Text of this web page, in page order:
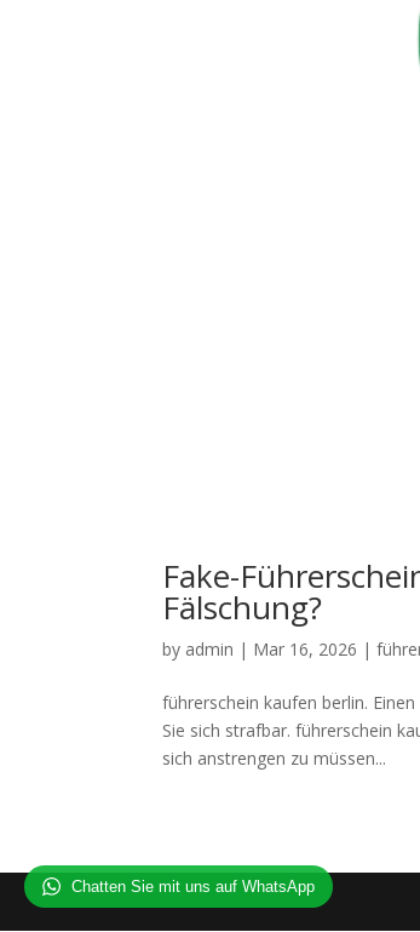
Fake-
Fälschung?
by admin | Mar 16, 2026 |
führerschein kaufen berlin.
Sie sich strafbar. führerschein
sich anstrengen zu müssen...
Chatten Sie mit uns auf WhatsApp